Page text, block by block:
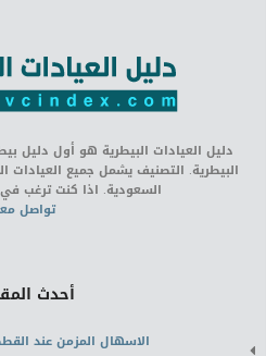
دليل العيادات البيطرية هو أول دليل
البيطرية. التصنيف يشمل جميع العيادات
السعودية. اذا كنت ترغب
تواصل
أحدث
الاسهال المزمن عند